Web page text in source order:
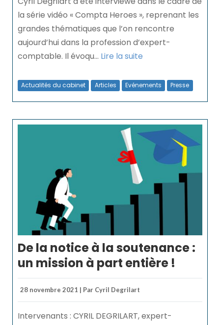
la série vidéo « Compta Heroes », reprenant les
grandes thématiques que l’on rencontre
aujourd’hui dans la profession d’expert-
comptable. Il évoqu... Lire la suite
Actualités du cabinet Articles Evénements Presse
De la notice à la soutenance :
un mission à part entière !
28 novembre 2021 | Par Cyril Degrilart
Intervenants : CYRIL DEGRILART, expert-